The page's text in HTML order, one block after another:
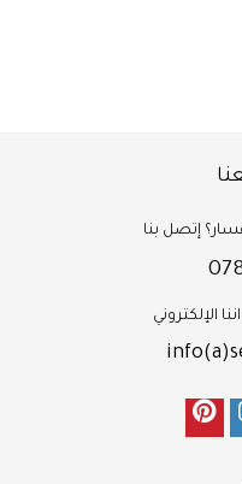
إتصل بنا
الإلكتروني